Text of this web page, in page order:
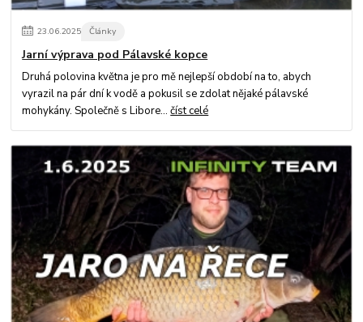
23.06.2025 Články
Jarní výprava pod Pálavské kopce
Druhá polovina května je pro mě nejlepší období na to, abych
vyrazil na pár dní k vodě a pokusil se zdolat nějaké pálavské
mohykány. Společně s Libore...číst celé